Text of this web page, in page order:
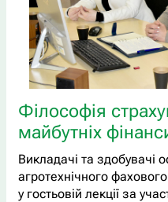
Філософія
майбутніх
Викладачі та здобувачі
агротехнічного
у гостьовій лекції за